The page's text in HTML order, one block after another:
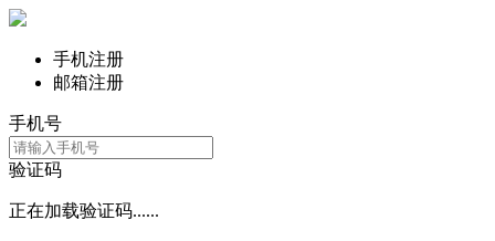
手机注册
邮箱注册
手机号
验证码
正在加载验证码......